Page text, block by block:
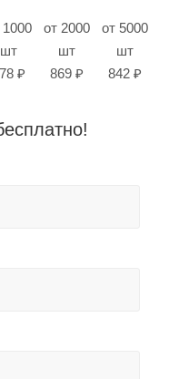
1000
шт
₽
от 2000
шт
869 ₽
от 5000
шт
842 ₽